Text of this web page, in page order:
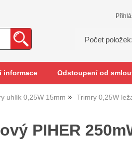
Počet
informace Odstoupení od
uhlík 0,25W 15mm Trimry 0,25W
PIHER